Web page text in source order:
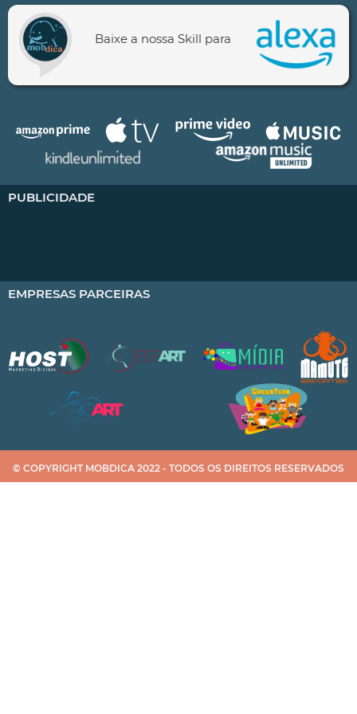
Baixe a nossa Skill para
PUBLICIDADE
EMPRESAS PARCEIRAS
© COPYRIGHT MOBDICA 2022 - TODOS OS DIREITOS RESERVADOS